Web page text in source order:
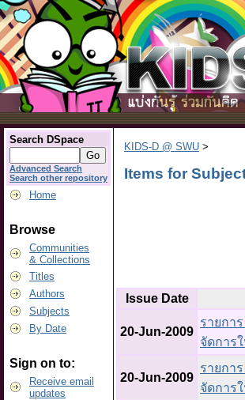
Search DSpace
Advanced Search
Search other repository
Home
Browse
Communities
& Collections
Titles
Authors
Subjects
By Date
Sign on to:
Receive email
updates
KIDS-D @ SWU >
Items for
Issue Date
20-Jun-2009
รายกา
จัดการ
20-Jun-2009
รายกา
จัดการ